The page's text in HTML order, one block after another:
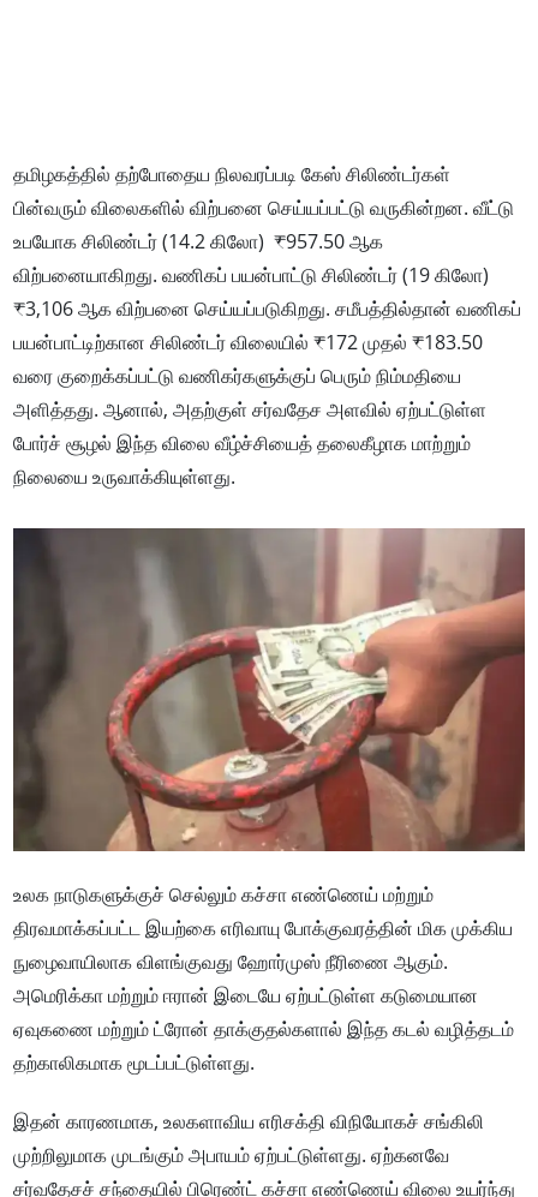
தமிழகத்தில் தற்போதைய நிலவரப்படி கேஸ் சிலிண்டர்கள்
பின்வரும் விலைகளில் விற்பனை செய்யப்பட்டு வருகின்றன. வீட்டு
உபயோக சிலிண்டர் (14.2 கிலோ) ₹957.50 ஆக
விற்பனையாகிறது. வணிகப் பயன்பாட்டு சிலிண்டர் (19 கிலோ)
₹3,106 ஆக விற்பனை செய்யப்படுகிறது. சமீபத்தில்தான் வணிகப்
பயன்பாட்டிற்கான சிலிண்டர் விலையில் ₹172 முதல் ₹183.50
வரை குறைக்கப்பட்டு வணிகர்களுக்குப் பெரும் நிம்மதியை
அளித்தது. ஆனால், அதற்குள் சர்வதேச அளவில் ஏற்பட்டுள்ள
போர்ச் சூழல் இந்த விலை வீழ்ச்சியைத் தலைகீழாக மாற்றும்
நிலையை உருவாக்கியுள்ளது.
உலக நாடுகளுக்குச் செல்லும் கச்சா எண்ணெய் மற்றும்
திரவமாக்கப்பட்ட இயற்கை எரிவாயு போக்குவரத்தின் மிக முக்கிய
நுழைவாயிலாக விளங்குவது ஹோர்முஸ் நீரிணை ஆகும்.
அமெரிக்கா மற்றும் ஈரான் இடையே ஏற்பட்டுள்ள கடுமையான
ஏவுகணை மற்றும் ட்ரோன் தாக்குதல்களால் இந்த கடல் வழித்தடம்
தற்காலிகமாக மூடப்பட்டுள்ளது.
இதன் காரணமாக, உலகளாவிய எரிசக்தி விநியோகச் சங்கிலி
முற்றிலுமாக முடங்கும் அபாயம் ஏற்பட்டுள்ளது. ஏற்கனவே
சர்வதேசச் சந்தையில் பிரெண்ட் கச்சா எண்ணெய் விலை உயர்ந்து